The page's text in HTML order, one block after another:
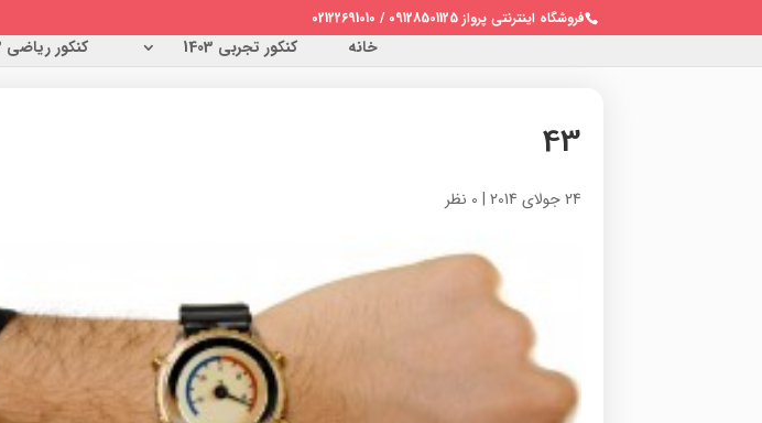
فروشگاه اینترنتی پرواز 09128501125 / 02122691010
خانه کنکور تجربی 1403 کنکور ریاضی 1403
43
24 جولای 2014 | 0 نظر